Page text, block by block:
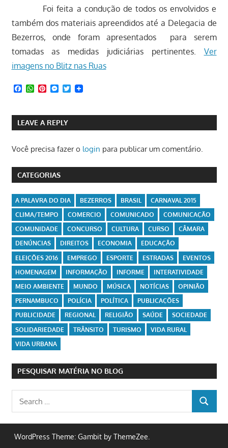
Foi feita a condução de todos os envolvidos e
também dos materiais apreendidos até a Delegacia de
Bezerros, onde foram apresentados para serem
tomadas as medidas judiciárias pertinentes. Ver
imagens no Blitz nas Ruas
Facebook
WhatsApp
Pinterest
Messenger
Twitter
LEAVE A REPLY
Você precisa fazer o login para publicar um comentário.
CATEGORIAS
A PALAVRA DO DIA BEZERROS BRASIL
CARNAVAL 2015
CLIMA/TEMPO
COMERCIO COMUNICADO
COMUNICAÇÃO
COMUNIDADE
CONCURSO CULTURA CURSO
CÂMARA
DENÚNCIAS
DIREITOS ECONOMIA
EDUCAÇÃO
ELEIÇÕES 2016
EMPREGO ESPORTE ESTRADAS
EVENTOS
HOMENAGEM
INFORMAÇÃO INFORME
INTERATIVIDADE
MEIO AMBIENTE
MUNDO MÚSICA NOTÍCIAS
OPINIÃO
PERNAMBUCO
POLÍCIA POLÍTICA
PUBLICAÇÕES
PUBLICIDADE
REGIONAL RELIGIÃO SAÚDE
SOCIEDADE
SOLIDARIEDADE
TRÂNSITO TURISMO
VIDA RURAL
VIDA URBANA
PESQUISAR MATÉRIA NO BLOG
SEARCH
WordPress Theme: Gambit by ThemeZee.